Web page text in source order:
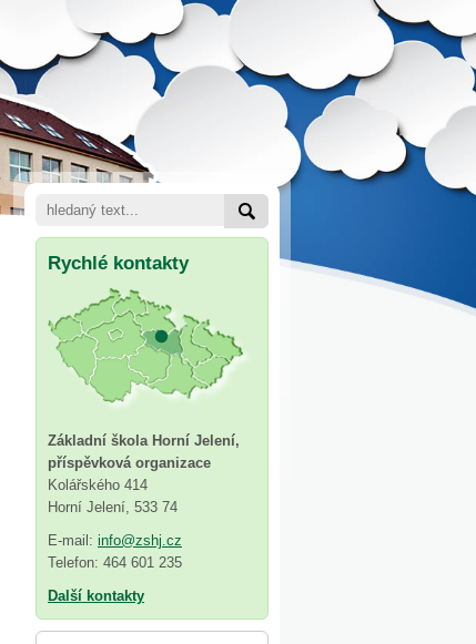
Rychlé kontakty
Základní škola Horní Jelení,
příspěvková organizace
Kolářského 414
Horní Jelení, 533 74
E-mail: info@zshj.cz
Telefon: 464 601 235
Další kontakty